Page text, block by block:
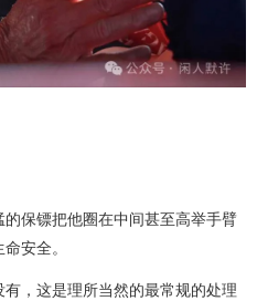
保镖把他圈在中间甚至高举手臂
安全。
，这是理所当然的最常规的处理